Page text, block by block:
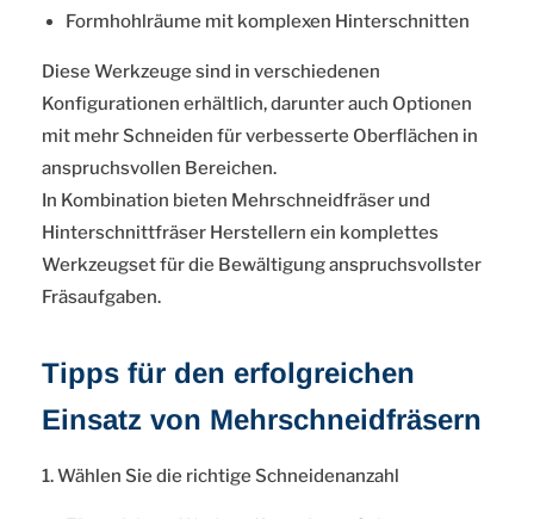
Formhohlräume mit komplexen Hinterschnitten
Diese Werkzeuge sind in verschiedenen
Konfigurationen erhältlich, darunter auch Optionen
mit mehr Schneiden für verbesserte Oberflächen in
anspruchsvollen Bereichen.
In Kombination bieten Mehrschneidfräser und
Hinterschnittfräser Herstellern ein komplettes
Werkzeugset für die Bewältigung anspruchsvollster
Fräsaufgaben.
Tipps für den erfolgreichen
Einsatz von Mehrschneidfräsern
1. Wählen Sie die richtige Schneidenanzahl